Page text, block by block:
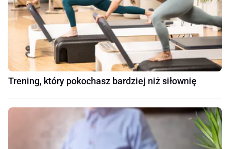
Trening, który pokochasz bardziej niż siłownię